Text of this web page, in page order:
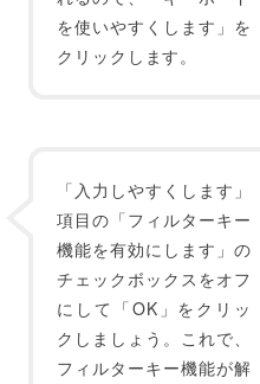
を使いやすくします」を
クリックします。
「入力しやすくします」
項目の「フィルターキー
機能を有効にします」の
チェックボックスをオフ
にして「OK」をクリッ
クしましょう。これで、
フィルターキー機能が解